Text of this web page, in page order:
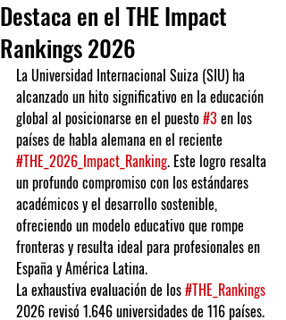
Destaca en el THE Impact
Rankings 2026
La Universidad Internacional Suiza (SIU) ha
alcanzado un hito significativo en la educación
global al posicionarse en el puesto #3 en los
países de habla alemana en el reciente
#THE_2026_Impact_Ranking. Este logro resalta
un profundo compromiso con los estándares
académicos y el desarrollo sostenible,
ofreciendo un modelo educativo que rompe
fronteras y resulta ideal para profesionales en
España y América Latina.
La exhaustiva evaluación de los #THE_Rankings
2026 revisó 1.646 universidades de 116 países.